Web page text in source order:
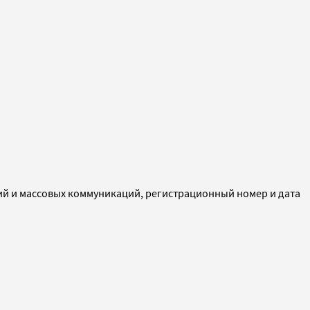
и массовых коммуникаций, регистрационный номер и дата